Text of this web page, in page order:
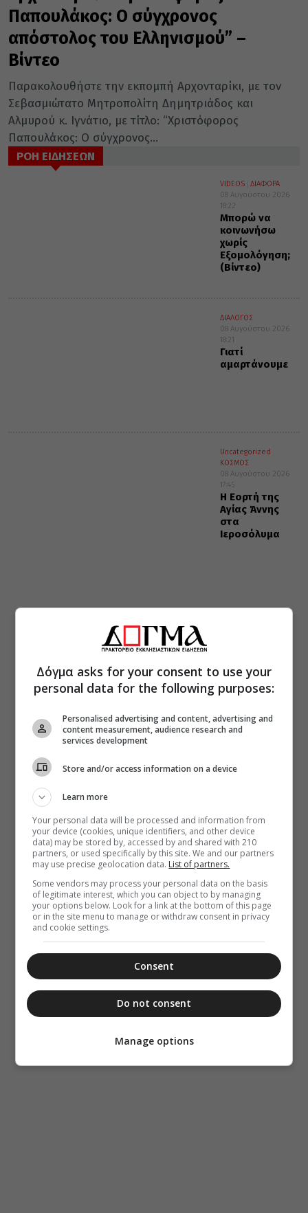
Παπουλάκος: Ο σύγχρονος
απόστολος του Ελληνισμού” –
Βίντεο
Παρακολουθήστε την εκπομπή Αρχονταρίκι, με τον
Σεβασμιώτατο Μητροπολίτη Δημητριάδος και
Αλμυρού κ. Ιγνάτιο, με τίτλο: “Χριστόφορος
Παπουλάκος: Ο σύγχρονος...
ΡΟΗ ΕΙΔΗΣΕΩΝ
VIDEOS
ΔΙΑΦΟΡΑ
08 Αυγούστου 2026
18:22
Μπορώ να
κοινωνήσω
χωρίς
Εξομολόγηση;
(Βίντεο)
ΔΙΑΛΟΓΟΣ
08 Αυγούστου 2026
18:21
Γιατί
αμαρτάνουμε
Uncategorized
ΚΟΣΜΟΣ
08 Αυγούστου 2026
17:45
Η Εορτή της
Αγίας Άννης
στα
Ιεροσόλυμα
Δόγμα asks for your consent to use your
personal data for the following purposes:
Personalised advertising and content, advertising and
content measurement, audience research and
services development
Store and/or access information on a device
Learn more
Your personal data will be processed and information from
your device (cookies, unique identifiers, and other device
data) may be stored by, accessed by and shared with 210
partners, or used specifically by this site. We and our partners
may use precise geolocation data. List of partners.
Some vendors may process your personal data on the basis
of legitimate interest, which you can object to by managing
your options below. Look for a link at the bottom of this page
or in the site menu to manage or withdraw consent in privacy
and cookie settings.
Consent
Do not consent
Manage options